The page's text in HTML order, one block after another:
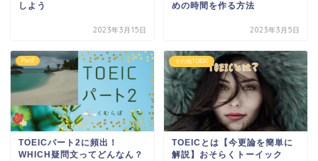
しよう
2023年3月15日
めの時間を作る方法
2023年3月5日
Part2
TOEICパート2に頻出！
WHICH疑問文ってどんなん？
その他TOEIC
TOEICとは【今更論を簡単に
解説】おそらくトーイック